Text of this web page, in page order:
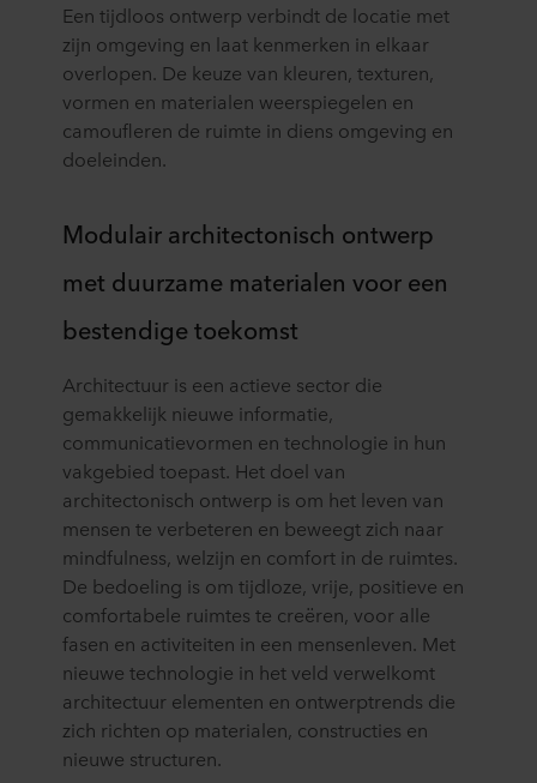
Een tijdloos ontwerp verbindt de locatie met
zijn omgeving en laat kenmerken in elkaar
overlopen. De keuze van kleuren, texturen,
vormen en materialen weerspiegelen en
camoufleren de ruimte in diens omgeving en
doeleinden.
Modulair architectonisch ontwerp
met duurzame materialen voor een
bestendige toekomst
Architectuur is een actieve sector die
gemakkelijk nieuwe informatie,
communicatievormen en technologie in hun
vakgebied toepast. Het doel van
architectonisch ontwerp is om het leven van
mensen te verbeteren en beweegt zich naar
mindfulness, welzijn en comfort in de ruimtes.
De bedoeling is om tijdloze, vrije, positieve en
comfortabele ruimtes te creëren, voor alle
fasen en activiteiten in een mensenleven. Met
nieuwe technologie in het veld verwelkomt
architectuur elementen en ontwerptrends die
zich richten op materialen, constructies en
nieuwe structuren.